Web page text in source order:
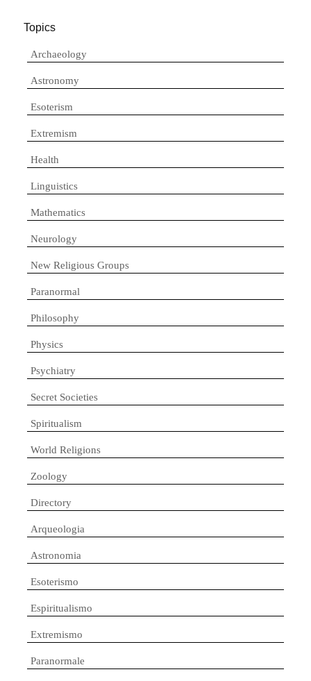
Topics
Archaeology
Astronomy
Esoterism
Extremism
Health
Linguistics
Mathematics
Neurology
New Religious Groups
Paranormal
Philosophy
Physics
Psychiatry
Secret Societies
Spiritualism
World Religions
Zoology
Directory
Arqueologia
Astronomia
Esoterismo
Espiritualismo
Extremismo
Paranormale